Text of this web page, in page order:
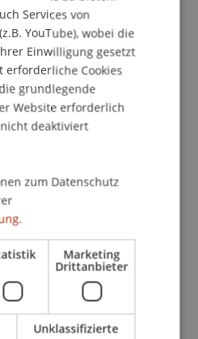
Sektors und von
in einem Forum
Diskussion
Entwicklung
liegt der Fokus konkret
und
Dabei wird
eingegangen
"nachhaltigen"
Im Rahmen
ändernden
regulatorischen
wird im
Services von
YouTube), wobei die
Einwilligung gesetzt
erforderliche Cookies
grundlegende
Website erforderlich
deaktiviert
zum Datenschutz
Marketing
Drittanbieter
Unklassifizierte